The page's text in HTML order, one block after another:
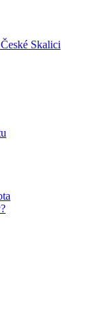
Skalici